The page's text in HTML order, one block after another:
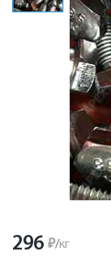
296 ₽/кг